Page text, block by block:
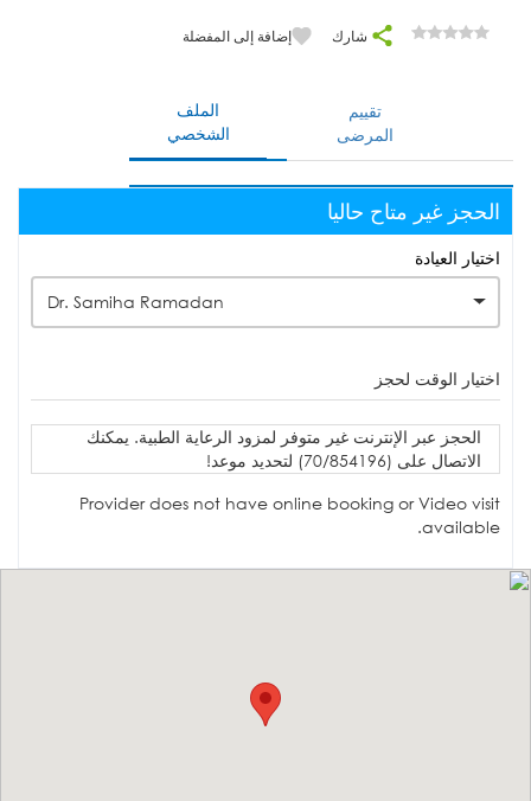
شارك إضافة إلى المفضلة
الملف
الشخصي
تقييم
المرضى
الحجز غير متاح حاليا
اختيار العيادة
Dr. Samiha Ramadan
اختيار الوقت لحجز
الحجز عبر الإنترنت غير متوفر لمزود الرعاية الطبية. يمكنك
الاتصال على (70/854196) لتحديد موعد!
Provider does not have online booking or Video visit
available.